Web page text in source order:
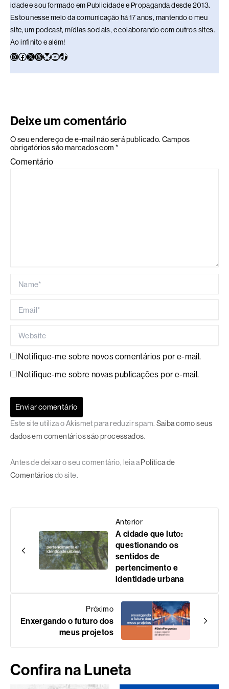
idade e sou formado em Publicidade e Propaganda desde 2013.
Estou nesse meio da comunicação há 17 anos, mantendo o meu
site, um podcast, mídias sociais, e colaborando com outros sites.
Ao infinito e além!
Deixe um comentário
O seu endereço de e-mail não será publicado. Campos
obrigatórios são marcados com *
Comentário
Notifique-me sobre novos comentários por e-mail.
Notifique-me sobre novas publicações por e-mail.
Este site utiliza o Akismet para reduzir spam. Saiba como seus
dados em comentários são processados.
Antes de deixar o seu comentário, leia a Política de
Comentáriosdo site.
Anterior
A cidade que luto:
questionando os
sentidos de
pertencimento e
identidade urbana
Próximo
Enxergando o futuro dos
meus projetos
Confira na Luneta